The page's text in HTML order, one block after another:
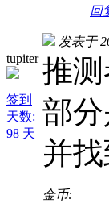
回
tupiter
签到
天数:
98 天
发表于
推
部
并
金币: